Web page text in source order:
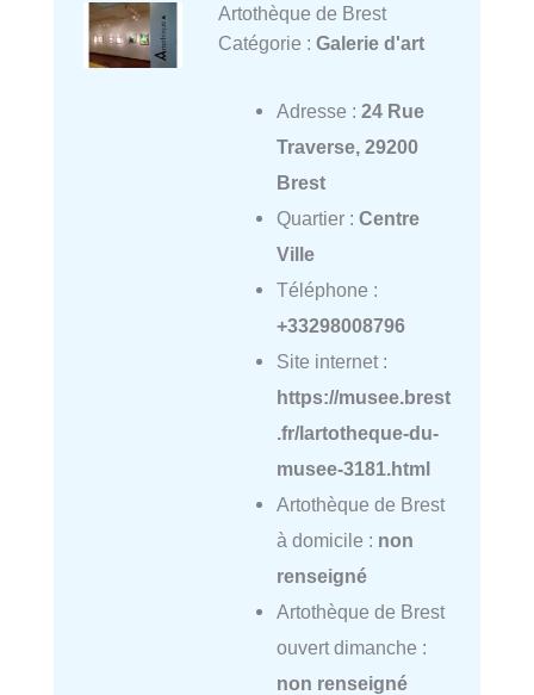
Artothèque de Brest
Catégorie : Galerie d'art
Adresse : 24 Rue
Traverse, 29200
Brest
Quartier : Centre
Ville
Téléphone :
+33298008796
Site internet :
https://musee.brest
.fr/lartotheque-du-
musee-3181.html
Artothèque de Brest
à domicile : non
renseigné
Artothèque de Brest
ouvert dimanche :
non renseigné